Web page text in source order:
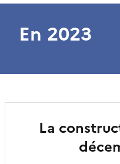
En 2023
La